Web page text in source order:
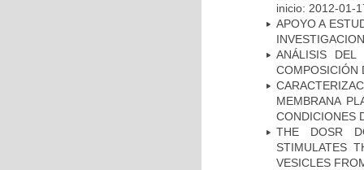
inicio: 2012-01-
APOYO A
ANÁLISIS DEL
COMPOSICIÓN
MEMBRANA
CONDICIONES
THE DOSR
STIMULATES
VESICLES